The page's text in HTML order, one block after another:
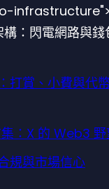
：閃電網路與錢
打賞、小費與代
：X 的 Web3
規與市場信心